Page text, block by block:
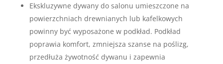
Ekskluzywne dywany do salonu umieszczone na
powierzchniach drewnianych lub kafelkowych
powinny być wyposażone w podkład. Podkład
poprawia komfort, zmniejsza szanse na poślizg,
przedłuża żywotność dywanu i zapewnia